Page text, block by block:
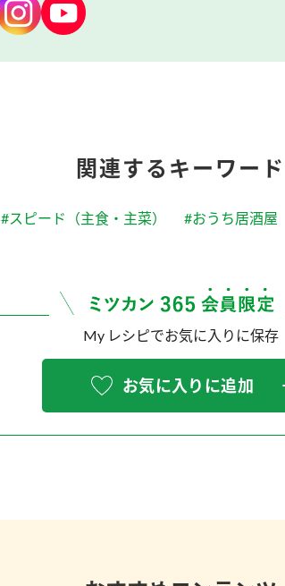
関連するキーワード
#スピード（主食・主菜） #おうち居酒屋
My レシピでお気に入りに保存
お気に入りに追加